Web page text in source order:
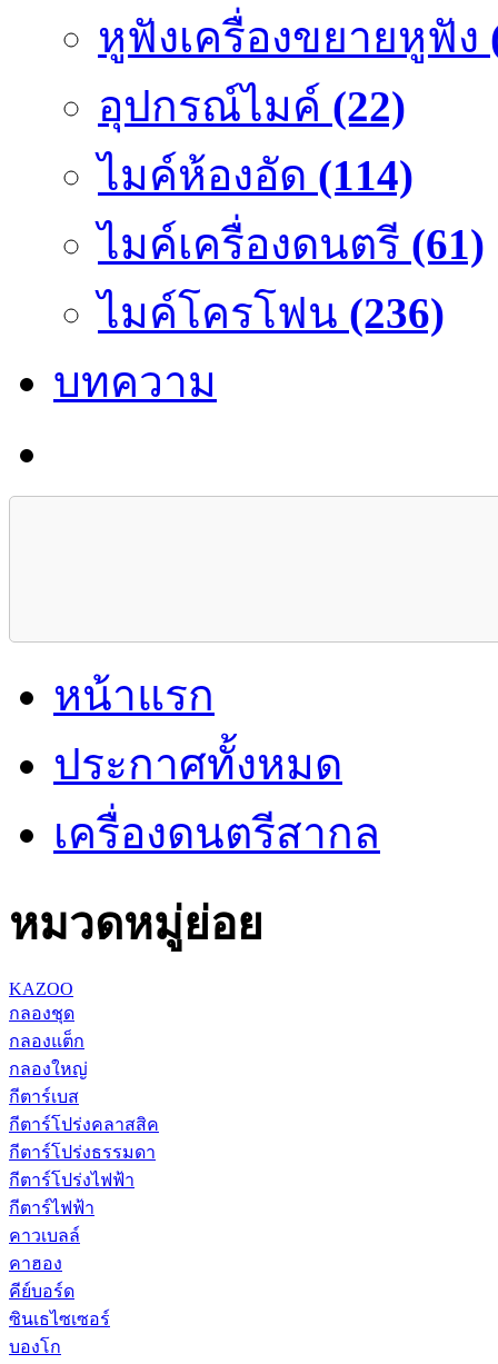
หูฟังเครื่องขยายหูฟัง
อุปกรณ์ไมค์ (22)
ไมค์ห้องอัด (114)
ไมค์เครื่องดนตรี (61)
ไมค์โครโฟน (236)
บทความ
หน้าแรก
ประกาศทั้งหมด
เครื่องดนตรีสากล
หมวดหมู่ย่อย
KAZOO
กลองชุด
กลองแต็ก
กลองใหญ่
กีตาร์เบส
กีตาร์โปร่งคลาสสิค
กีตาร์โปร่งธรรมดา
กีตาร์โปร่งไฟฟ้า
กีตาร์ไฟฟ้า
คาวเบลล์
คาฮอง
คีย์บอร์ด
ซินเธไซเซอร์
บองโก